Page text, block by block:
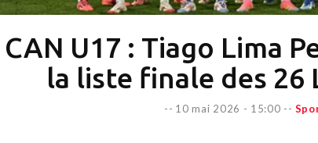
CAN U17 : Tiago Lima
la liste finale des 26
-- 10 mai 2026 - 15:00 --